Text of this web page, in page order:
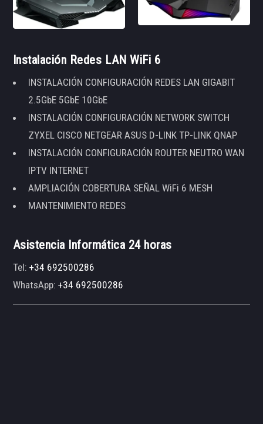
Instalación Redes LAN WiFi 6
INSTALACIÓN CONFIGURACIÓN REDES LAN GIGABIT
2.5GbE 5GbE 10GbE
INSTALACIÓN CONFIGURACIÓN NETWORK SWITCH
ZYXEL CISCO NETGEAR ASUS D-LINK TP-LINK QNAP
INSTALACIÓN CONFIGURACIÓN ROUTER NEUTRO WAN
IPTV INTERNET
AMPLIACIÓN COBERTURA SEÑAL WiFi 6 MESH
MANTENIMIENTO REDES
Asistencia Informática 24 horas
Tel:+34 692500286
WhatsApp:+34 692500286